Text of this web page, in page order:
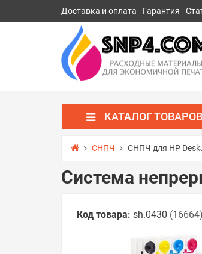
Доставка и оплата Гарантия
КАТАЛОГ ТОВАРОВ
СНПЧ СНПЧ для HP
Система
Код товара: sh.0430 (16664)